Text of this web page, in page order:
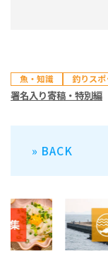
魚・知識 釣りスポ
署名入り寄稿・特別編
» BACK